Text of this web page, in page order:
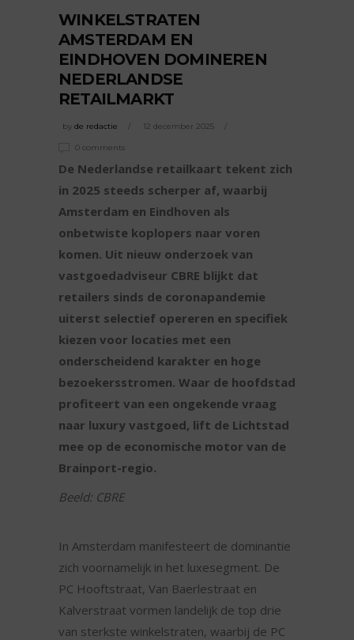
WINKELSTRATEN
AMSTERDAM EN
EINDHOVEN DOMINEREN
NEDERLANDSE
RETAILMARKT
by de redactie 12 december 2025
0 comments
De Nederlandse retailkaart tekent zich
in 2025 steeds scherper af, waarbij
Amsterdam en Eindhoven als
onbetwiste koplopers naar voren
komen. Uit nieuw onderzoek van
vastgoedadviseur CBRE blijkt dat
retailers sinds de coronapandemie
uiterst selectief opereren en specifiek
kiezen voor locaties met een
onderscheidend karakter en hoge
bezoekersstromen. Waar de hoofdstad
profiteert van een ongekende vraag
naar luxury vastgoed, lift de Lichtstad
mee op de economische motor van de
Brainport-regio.
Beeld: CBRE
In Amsterdam manifesteert de dominantie
zich voornamelijk in het luxesegment. De
PC Hooftstraat, Van Baerlestraat en
Kalverstraat vormen landelijk de top drie
van sterkste winkelstraten, waarbij de PC